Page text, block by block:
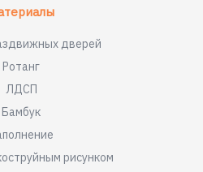
дверей
Ротанг
ЛДСП
Бамбук
рисунком